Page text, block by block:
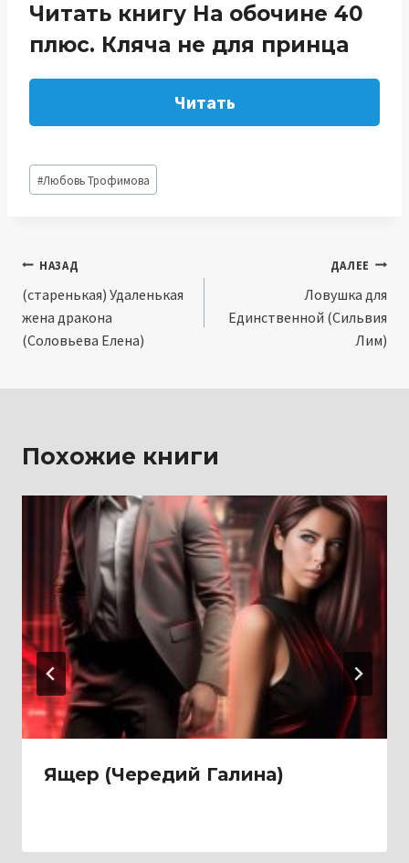
Читать книгу На обочине 40
плюс. Кляча не для принца
Читать
Метки
записи:
#Любовь Трофимова
Навигация
по
записям
НАЗАД
(старенькая) Удаленькая
жена дракона
(Соловьева Елена)
ДАЛЕЕ
Ловушка для
Единственной (Сильвия
Лим)
Похожие книги
Ящер (Чередий Галина)